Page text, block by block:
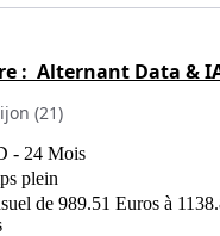
: Alternant Data &
(21)
- 24 Mois
plein
de 989.51 Euros à